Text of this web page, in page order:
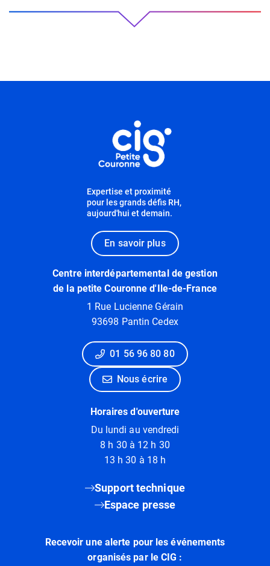
Expertise et proximité
pour les grands défis RH,
aujourd'hui et demain.
En savoir plus
Centre interdépartemental de gestion
de la petite Couronne d'Ile-de-France
1 Rue Lucienne Gérain
93698 Pantin Cedex
01 56 96 80 80
Nous écrire
Horaires d'ouverture
Du lundi au vendredi
8 h 30 à 12 h 30
13 h 30 à 18 h
Support technique
Espace presse
Recevoir une alerte pour les événements
organisés par le CIG :